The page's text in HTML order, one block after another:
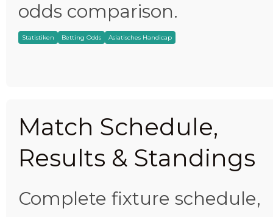
odds comparison.
Statistiken Betting Odds Asiatisches Handicap
Match Schedule,
Results & Standings
Complete fixture schedule,